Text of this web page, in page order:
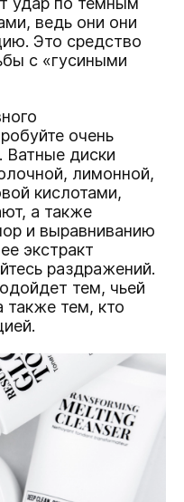
ведь они они
Это средство
с «гусиными
очень
. Ватные диски
лимонной,
кислотами,
а также
и выравниванию
экстракт
раздражений.
тем, чьей
также тем, кто